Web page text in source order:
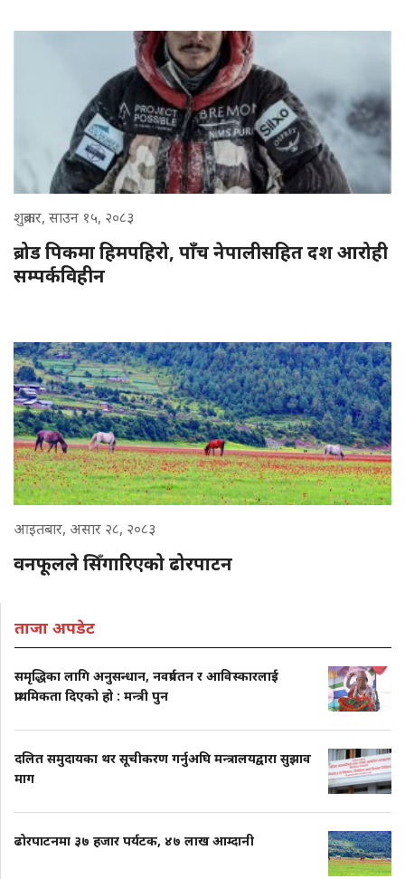
शुक्रबार, साउन १५, २०८३
ब्रोड पिकमा हिमपहिरो, पाँच नेपालीसहित दश आरोही
सम्पर्कविहीन
आइतबार, असार २८, २०८३
वनफूलले सिँगारिएको ढोरपाटन
ताजा अपडेट
समृद्धिका लागि अनुसन्धान, नवप्रर्वतन र आविस्कारलाई
प्राथमिकता दिएको हो : मन्त्री पुन
दलित समुदायका थर सूचीकरण गर्नुअघि मन्त्रालयद्वारा सुझाव
माग
ढोरपाटनमा ३७ हजार पर्यटक, ४७ लाख आम्दानी